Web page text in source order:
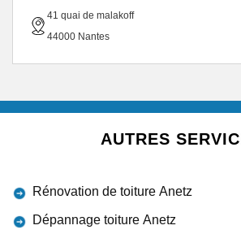
41 quai de malakoff
44000 Nantes
AUTRES
Rénovation de toiture Anetz
Dépannage toiture Anetz